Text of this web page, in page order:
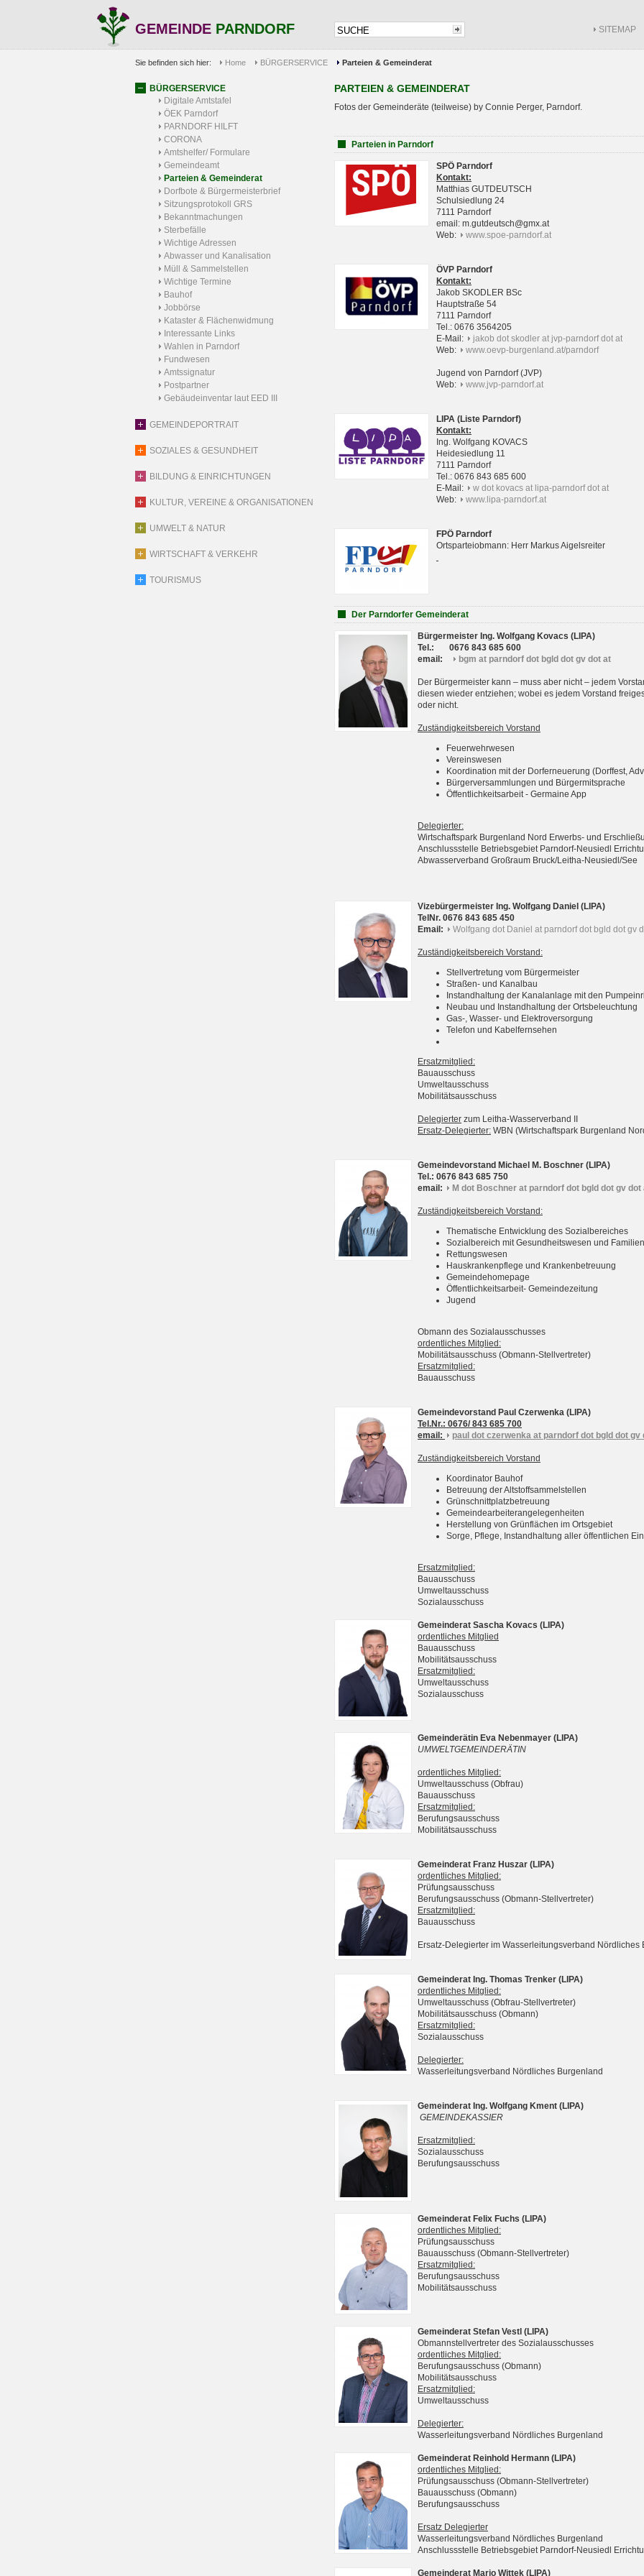
GEMEINDE PARNDORF SITEMAP
Sie befinden sich hier: Home BÜRGERSERVICE Parteien & Gemeinderat
BÜRGERSERVICE
Digitale Amtstafel
ÖEK Parndorf
PARNDORF HILFT
CORONA
Amtshelfer/ Formulare
Gemeindeamt
Parteien & Gemeinderat
Dorfbote & Bürgermeisterbrief
Sitzungsprotokoll GRS
Bekanntmachungen
Sterbefälle
Wichtige Adressen
Abwasser und Kanalisation
Müll & Sammelstellen
Wichtige Termine
Bauhof
Jobbörse
Kataster & Flächenwidmung
Interessante Links
Wahlen in Parndorf
Fundwesen
Amtssignatur
Postpartner
Gebäudeinventar laut EED III
GEMEINDEPORTRAIT
SOZIALES & GESUNDHEIT
BILDUNG & EINRICHTUNGEN
KULTUR, VEREINE & ORGANISATIONEN
UMWELT & NATUR
WIRTSCHAFT & VERKEHR
TOURISMUS
PARTEIEN & GEMEINDERAT
Fotos der Gemeinderäte (teilweise) by Connie Perger, Parndorf.
Parteien in Parndorf
SPÖ Parndorf
Kontakt:
Matthias GUTDEUTSCH
Schulsiedlung 24
7111 Parndorf
email: m.gutdeutsch@gmx.at
Web:
www.spoe-parndorf.at
ÖVP Parndorf
Kontakt:
Jakob SKODLER BSc
Hauptstraße 54
7111 Parndorf
Tel.: 0676 3564205
E-Mail:
jakob dot skodler at jvp-parndorf dot at
Web:
www.oevp-burgenland.at/parndorf
Jugend von Parndorf (JVP)
Web:
www.jvp-parndorf.at
LIPA (Liste Parndorf)
Kontakt:
Ing. Wolfgang KOVACS
Heidesiedlung 11
7111 Parndorf
Tel.: 0676 843 685 600
E-Mail:
w dot kovacs at lipa-parndorf dot at
Web:
www.lipa-parndorf.at
FPÖ Parndorf
Ortsparteiobmann: Herr Markus Aigelsreiter
Der Parndorfer Gemeinderat
Bürgermeister Ing. Wolfgang Kovacs (LIPA)
Tel.: 0676 843 685 600
email:
bgm at parndorf dot bgld dot gv dot at
Der Bürgermeister kann – muss aber nicht – jedem
diesen wieder entziehen; wobei es jedem Vorstand
oder nicht.
Zuständigkeitsbereich Vorstand
Feuerwehrwesen
Vereinswesen
Koordination mit der Dorferneuerung (Dorffest,
Bürgerversammlungen und Bürgermitsprache
Öffentlichkeitsarbeit - Germaine App
Delegierter:
Wirtschaftspark Burgenland Nord Erwerbs- und
Anschlussstelle Betriebsgebiet Parndorf-Neusiedl
Abwasserverband Großraum Bruck/Leitha-Neusiedl/See
Vizebürgermeister Ing. Wolfgang Daniel (LIPA)
TelNr. 0676 843 685 450
Email:
Wolfgang dot Daniel at parndorf dot bgld dot gv
Zuständigkeitsbereich Vorstand:
Stellvertretung vom Bürgermeister
Straßen- und Kanalbau
Instandhaltung der Kanalanlage mit den
Neubau und Instandhaltung der Ortsbeleuchtung
Gas-, Wasser- und Elektroversorgung
Telefon und Kabelfernsehen
Ersatzmitglied:
Bauausschuss
Umweltausschuss
Mobilitätsausschuss
Delegierter zum Leitha-Wasserverband II
Ersatz-Delegierter: WBN (Wirtschaftspark Burgenland
Gemeindevorstand Michael M. Boschner (LIPA)
Tel.: 0676 843 685 750
email:
M dot Boschner at parndorf dot bgld dot gv dot
Zuständigkeitsbereich Vorstand:
Thematische Entwicklung des Sozialbereiches
Sozialbereich mit Gesundheitswesen und
Rettungswesen
Hauskrankenpflege und Krankenbetreuung
Gemeindehomepage
Öffentlichkeitsarbeit- Gemeindezeitung
Jugend
Obmann des Sozialausschusses
ordentliches Mitglied:
Mobilitätsausschuss (Obmann-Stellvertreter)
Ersatzmitglied:
Bauausschuss
Gemeindevorstand Paul Czerwenka (LIPA)
Tel.Nr.: 0676/ 843 685 700
email:
paul dot czerwenka at parndorf dot bgld dot gv
Zuständigkeitsbereich Vorstand
Koordinator Bauhof
Betreuung der Altstoffsammelstellen
Grünschnittplatzbetreuung
Gemeindearbeiterangelegenheiten
Herstellung von Grünflächen im Ortsgebiet
Sorge, Pflege, Instandhaltung aller öffentlichen
Ersatzmitglied:
Bauausschuss
Umweltausschuss
Sozialausschuss
Gemeinderat Sascha Kovacs (LIPA)
ordentliches Mitglied
Bauausschuss
Mobilitätsausschuss
Ersatzmitglied:
Umweltausschuss
Sozialausschuss
Gemeinderätin Eva Nebenmayer (LIPA)
UMWELTGEMEINDERÄTIN
ordentliches Mitglied:
Umweltausschuss (Obfrau)
Bauausschuss
Ersatzmitglied:
Berufungsausschuss
Mobilitätsausschuss
Gemeinderat Franz Huszar (LIPA)
ordentliches Mitglied:
Prüfungsausschuss
Berufungsausschuss (Obmann-Stellvertreter)
Ersatzmitglied:
Bauausschuss
Ersatz-Delegierter im Wasserleitungsverband Nördliches
Gemeinderat Ing. Thomas Trenker (LIPA)
ordentliches Mitglied:
Umweltausschuss (Obfrau-Stellvertreter)
Mobilitätsausschuss (Obmann)
Ersatzmitglied:
Sozialausschuss
Delegierter:
Wasserleitungsverband Nördliches Burgenland
Gemeinderat Ing. Wolfgang Kment (LIPA)
GEMEINDEKASSIER
Ersatzmitglied:
Sozialausschuss
Berufungsausschuss
Gemeinderat Felix Fuchs (LIPA)
ordentliches Mitglied:
Prüfungsausschuss
Bauausschuss (Obmann-Stellvertreter)
Ersatzmitglied:
Berufungsausschuss
Mobilitätsausschuss
Gemeinderat Stefan Vestl (LIPA)
Obmannstellvertreter des Sozialausschusses
ordentliches Mitglied:
Berufungsausschuss (Obmann)
Mobilitätsausschuss
Ersatzmitglied:
Umweltausschuss
Delegierter:
Wasserleitungsverband Nördliches Burgenland
Gemeinderat Reinhold Hermann (LIPA)
ordentliches Mitglied:
Prüfungsausschuss (Obmann-Stellvertreter)
Bauausschuss (Obmann)
Berufungsausschuss
Ersatz Delegierter
Wasserleitungsverband Nördliches Burgenland
Anschlussstelle Betriebsgebiet Parndorf-Neusiedl
Gemeinderat Mario Wittek (LIPA)